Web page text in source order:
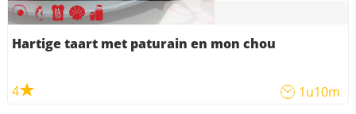
Hartige taart met paturain en mon chou
4 1u10m